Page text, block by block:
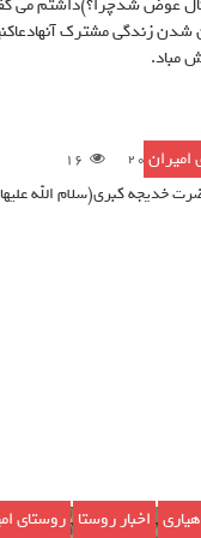
زندگى مشترك
مباد.
امیران 16
خدیجه کبری(سلام الله
, اخبار روستا ,روستای